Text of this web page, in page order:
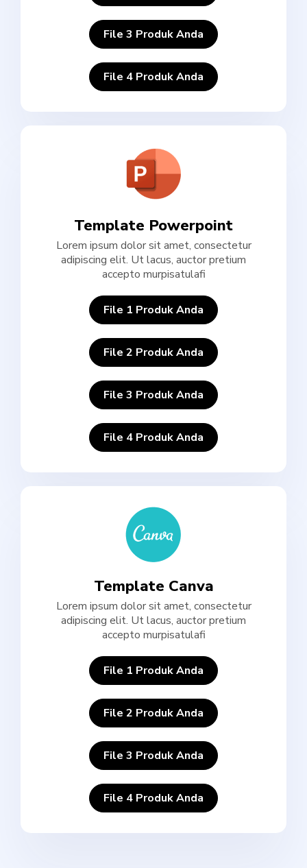
File 3 Produk Anda
File 4 Produk Anda
Template Powerpoint
Lorem ipsum dolor sit amet, consectetur
adipiscing elit. Ut lacus, auctor pretium
accepto murpisatulafi
File 1 Produk Anda
File 2 Produk Anda
File 3 Produk Anda
File 4 Produk Anda
Template Canva
Lorem ipsum dolor sit amet, consectetur
adipiscing elit. Ut lacus, auctor pretium
accepto murpisatulafi
File 1 Produk Anda
File 2 Produk Anda
File 3 Produk Anda
File 4 Produk Anda